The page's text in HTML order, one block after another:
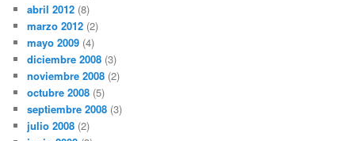
abril 2012 (8)
marzo 2012 (2)
mayo 2009 (4)
diciembre 2008 (3)
noviembre 2008 (2)
octubre 2008 (5)
septiembre 2008 (3)
julio 2008 (2)